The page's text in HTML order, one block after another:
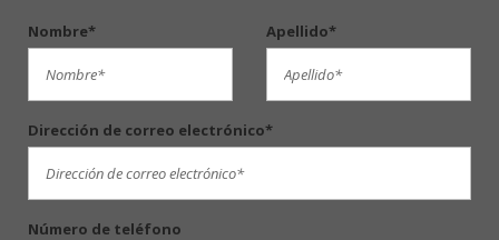
Nombre* Apellido*
Dirección de correo electrónico*
Número de teléfono